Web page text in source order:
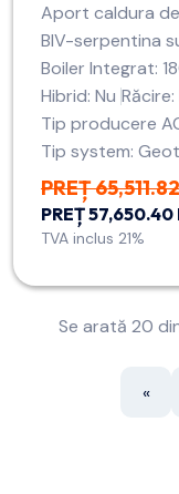
Aport caldura
BIV-serpentina
Boiler Integrat:
Hibrid: Nu Răcire:
Tip producere
Tip system:
PREȚ
PREȚ 57,650.40
TVA inclus 21%
Se arată 20
«